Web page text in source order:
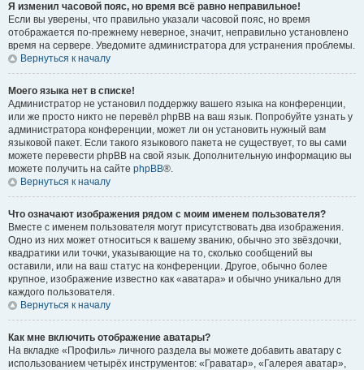
Я изменил часовой пояс, но время всё равно неправильное!
Если вы уверены, что правильно указали часовой пояс, но время
отображается по-прежнему неверное, значит, неправильно установлено
время на сервере. Уведомите администратора для устранения проблемы.
Вернуться к началу
Моего языка нет в списке!
Администратор не установил поддержку вашего языка на конференции,
или же просто никто не перевёл phpBB на ваш язык. Попробуйте узнать у
администратора конференции, может ли он установить нужный вам
языковой пакет. Если такого языкового пакета не существует, то вы сами
можете перевести phpBB на свой язык. Дополнительную информацию вы
можете получить на сайте phpBB®.
Вернуться к началу
Что означают изображения рядом с моим именем пользователя?
Вместе с именем пользователя могут присутствовать два изображения.
Одно из них может относиться к вашему званию, обычно это звёздочки,
квадратики или точки, указывающие на то, сколько сообщений вы
оставили, или на ваш статус на конференции. Другое, обычно более
крупное, изображение известно как «аватара» и обычно уникально для
каждого пользователя.
Вернуться к началу
Как мне включить отображение аватары?
На вкладке «Профиль» личного раздела вы можете добавить аватару с
использованием четырёх инструментов: «Граватар», «Галерея аватар»,